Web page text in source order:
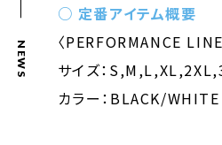
NEWS
○ 定番アイテム概要
〈PERFORMANCE
サイズ：
カラー：BLACK/WHITE